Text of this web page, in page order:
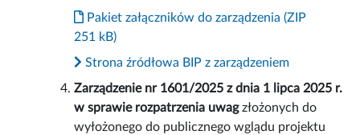
Pakiet załączników do zarządzenia (ZIP
251 kB)
Strona źródłowa BIP z zarządzeniem
Zarządzenie nr 1601/2025 z dnia 1 lipca 2025 r.
w sprawie rozpatrzenia uwagzłożonych do
wyłożonego do publicznego wglądu projektu